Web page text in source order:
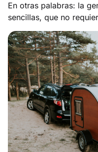
En otras palabras: la
sencillas, que no